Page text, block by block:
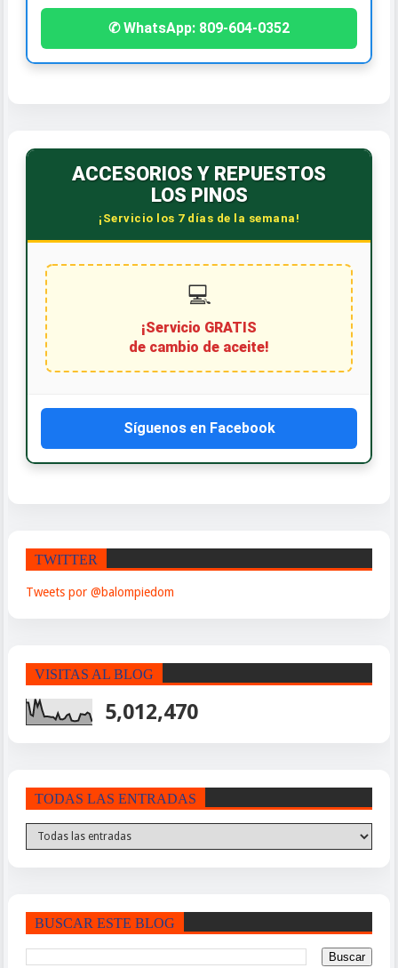
✆ WhatsApp: 809-604-0352
ACCESORIOS Y REPUESTOS
LOS PINOS
¡Servicio los 7 días de la semana!
💻
¡Servicio GRATIS
de cambio de aceite!
Síguenos en Facebook
TWITTER
Tweets por @balompiedom
VISITAS AL BLOG
5,012,470
TODAS LAS ENTRADAS
BUSCAR ESTE BLOG